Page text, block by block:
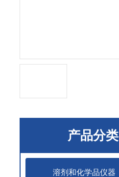
产品分类
溶剂和化学品仪器